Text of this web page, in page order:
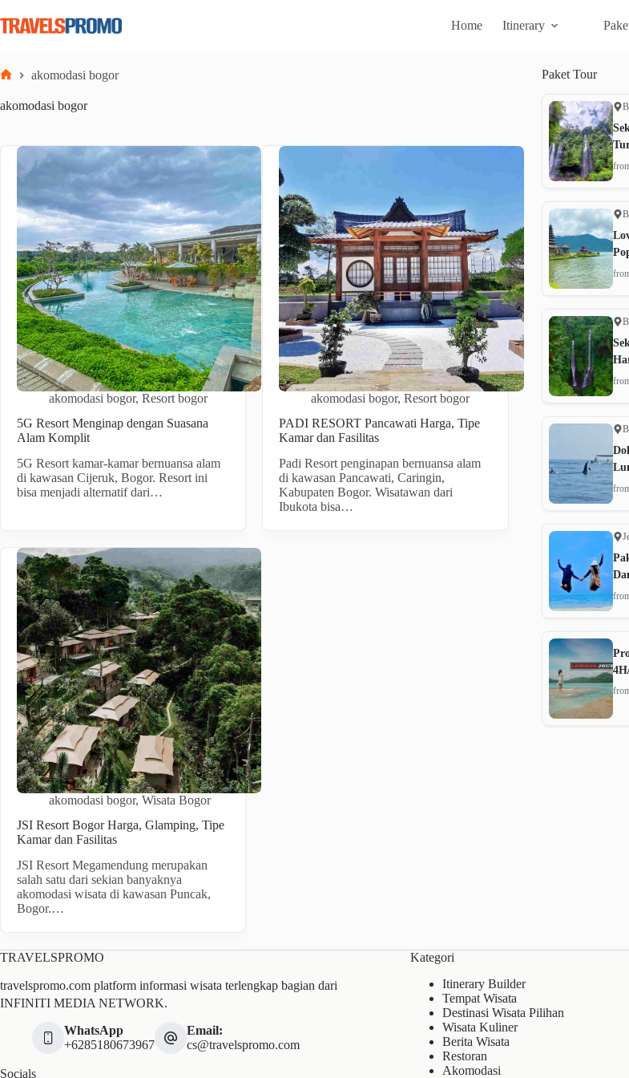
to
content
Home Itinerary
akomodasi bogor
akomodasi bogor
akomodasi bogor, Resort bogor
5G Resort Menginap dengan Suasana
Alam Komplit
5G Resort kamar-kamar bernuansa alam
di kawasan Cijeruk, Bogor. Resort ini
bisa menjadi alternatif dari…
akomodasi bogor,Resort bogor
PADI RESORT Pancawati Harga, Tipe
Kamar dan Fasilitas
Padi Resort penginapan bernuansa alam
di kawasan Pancawati, Caringin,
Kabupaten Bogor. Wisatawan dari
Ibukota bisa…
akomodasi bogor, Wisata Bogor
JSI Resort Bogor Harga, Glamping, Tipe
Kamar dan Fasilitas
JSI Resort Megamendung merupakan
salah satu dari sekian banyaknya
akomodasi wisata di kawasan Puncak,
Bogor.…
Paket Tour
TRAVELSPROMO
travelspromo.com platform informasi wisata terlengkap bagian dari
INFINITI MEDIA NETWORK.
WhatsApp
+6285180673967
Email:
cs@travelspromo.com
Socials
Kategori
Itinerary Builder
Tempat Wisata
Destinasi Wisata Pilihan
Wisata Kuliner
Berita Wisata
Restoran
Akomodasi